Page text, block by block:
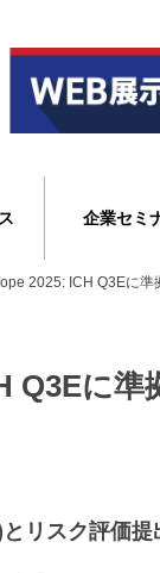
企業セミ
2025: ICH Q3Eに
Q3Eに
リスク評価提